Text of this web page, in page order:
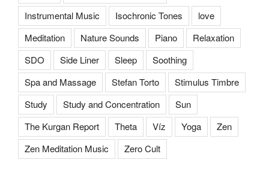
Instrumental Music
Isochronic Tones
love
Meditation
Nature Sounds Piano
Relaxation
SDO
Side Liner Sleep
Soothing
Spa and Massage
Stefan Torto
Stimulus Timbre
Study
Study and Concentration
Sun
The Kurgan Report
Theta Víz Yoga
Zen
Zen Meditation Music
Zero Cult